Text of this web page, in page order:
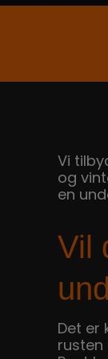
Vi
og
en
Vil
Det er
rusten